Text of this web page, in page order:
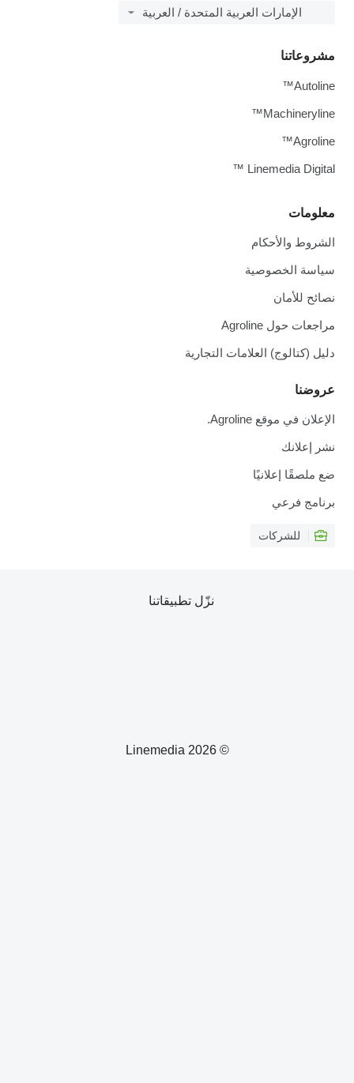
الإمارات العربية المتحدة / العربية
معلومات
الشروط والأحكام
سياسة الخصوصية
نصائح للأمان
مراجعات حول Agroline
دليل (كتالوج) العلامات التجارية
عروضنا
الإعلان في موقع Agroline.
نشر إعلانك
ضع ملصقًا إعلانيًا
برنامج فرعي
للشركات
مشروعاتنا
Autoline™
Machineryline™
Agroline™
Linemedia Digital ™
© 2026 Linemedia
نزّل تطبيقاتنا